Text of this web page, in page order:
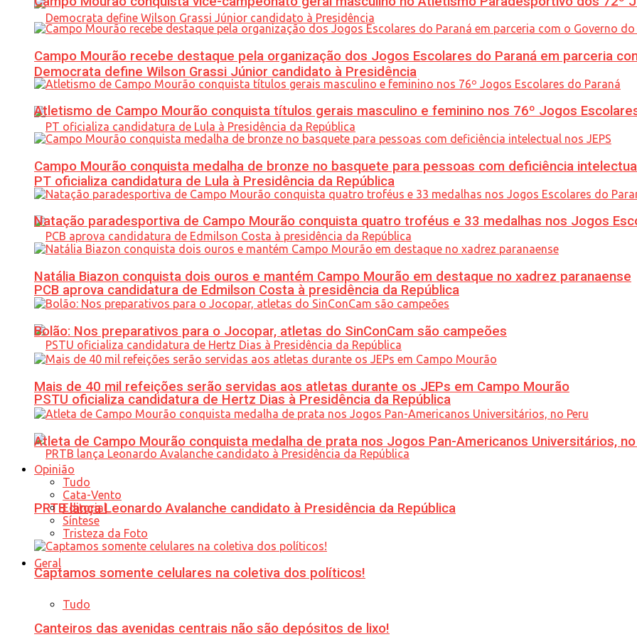
Democrata define Wilson Grassi Júnior candidato à Presidência
PT oficializa candidatura de Lula à Presidência da República
PCB aprova candidatura de Edmilson Costa à presidência da República
PSTU oficializa candidatura de Hertz Dias à Presidência da República
PRTB lança Leonardo Avalanche candidato à Presidência da República
Geral
Tudo
Campo Mourão recebe destaque pela organização dos Jogos Escolares do Paraná em parceria
Atletismo de Campo Mourão conquista títulos gerais masculino e feminino nos 76º Jogos
Campo Mourão conquista medalha de bronze no basquete para pessoas com deficiência
Natação paradesportiva de Campo Mourão conquista quatro troféus e 33 medalhas nos Jogos
Natália Biazon conquista dois ouros e mantém Campo Mourão em destaque no xadrez paranaense
Bolão: Nos preparativos para o Jocopar, atletas do SinConCam são campeões
Mais de 40 mil refeições serão servidas aos atletas durante os JEPs em Campo Mourão
Atleta de Campo Mourão conquista medalha de prata nos Jogos Pan-Americanos Universitários,
Opinião
Tudo
Cata-Vento
Editorial
Síntese
Tristeza da Foto
Captamos somente celulares na coletiva dos políticos!
Canteiros das avenidas centrais não são depósitos de lixo!